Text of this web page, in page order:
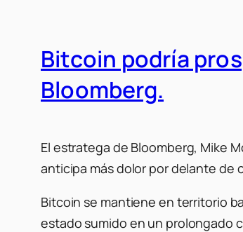
Bitcoin podría
Bloomberg.
El estratega de Bloomberg, Mike
anticipa más dolor por delante de
Bitcoin se mantiene en territorio
estado sumido en un prolongado